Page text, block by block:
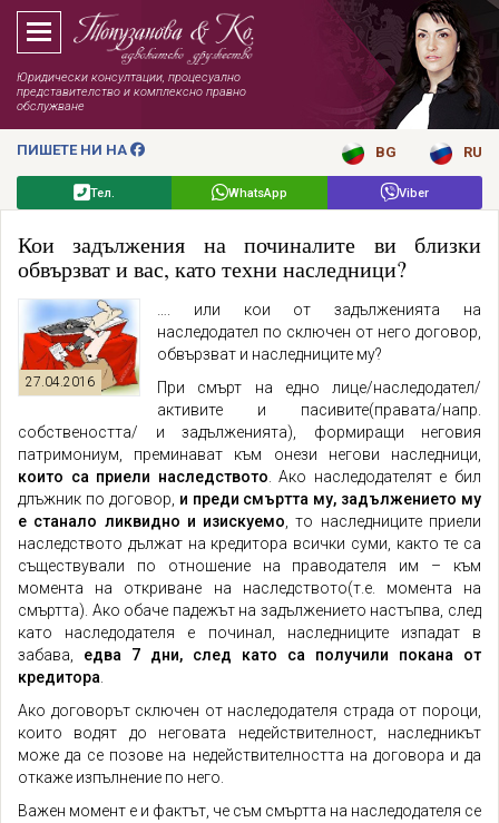
Юридически консултации, процесуално
представителство и комплексно правно
обслужване
ПИШЕТЕ НИ НА BG RU
Тел. WhatsApp Viber
Кои задължения на починалите ви близки
обвързват и вас, като техни наследници?
27.04.2016
…. или кои от задълженията на
наследодател по сключен от него договор,
обвързват и наследниците му?
При смърт на едно лице/наследодател/
активите и пасивите(правата/напр.
собствеността/ и задълженията), формиращи неговия
патримониум, преминават към онези негови наследници,
които са приели наследството . Ако наследодателят е бил
длъжник по договор, и преди смъртта му, задължението му
е станало ликвидно и изискуемо , то наследниците приели
наследството дължат на кредитора всички суми, както те са
съществували по отношение на праводателя им – към
момента на откриване на наследството(т.е. момента на
смъртта). Ако обаче падежът на задължението настъпва, след
като наследодателя е починал, наследниците изпадат в
забава, едва 7 дни, след като са получили покана от
кредитора
Ако договорът сключен от наследодателя страда от пороци,
които водят до неговата недействителност, наследникът
може да се позове на недействителността на договора и да
откаже изпълнение по него.
Важен момент е и фактът, че съм смъртта на наследодателя се